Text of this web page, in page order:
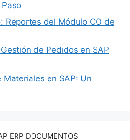
Reportes del Módulo CO de
de Pedidos en SAP
en SAP: Un
ERP DOCUMENTOS